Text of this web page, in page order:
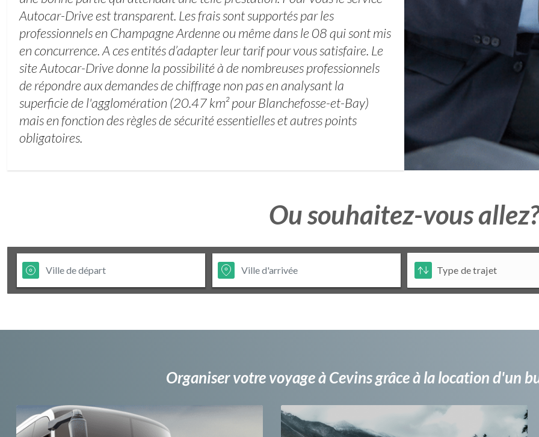
Autocar-Drive est transparent. Les frais sont supportés par les
professionnels en Champagne Ardenne ou même dans le 08 qui sont mis
en concurrence. A ces entités d’adapter leur tarif pour vous satisfaire. Le
site Autocar-Drive donne la possibilité à de nombreuses professionnels
de répondre aux demandes de chiffrage non pas en analysant la
superficie de l'agglomération (20.47 km² pour Blanchefosse-et-Bay)
mais en fonction des règles de sécurité essentielles et autres points
obligatoires.
Ou souhaitez-vous allez?
Organiser votre voyage à Cevins grâce à la location d'un